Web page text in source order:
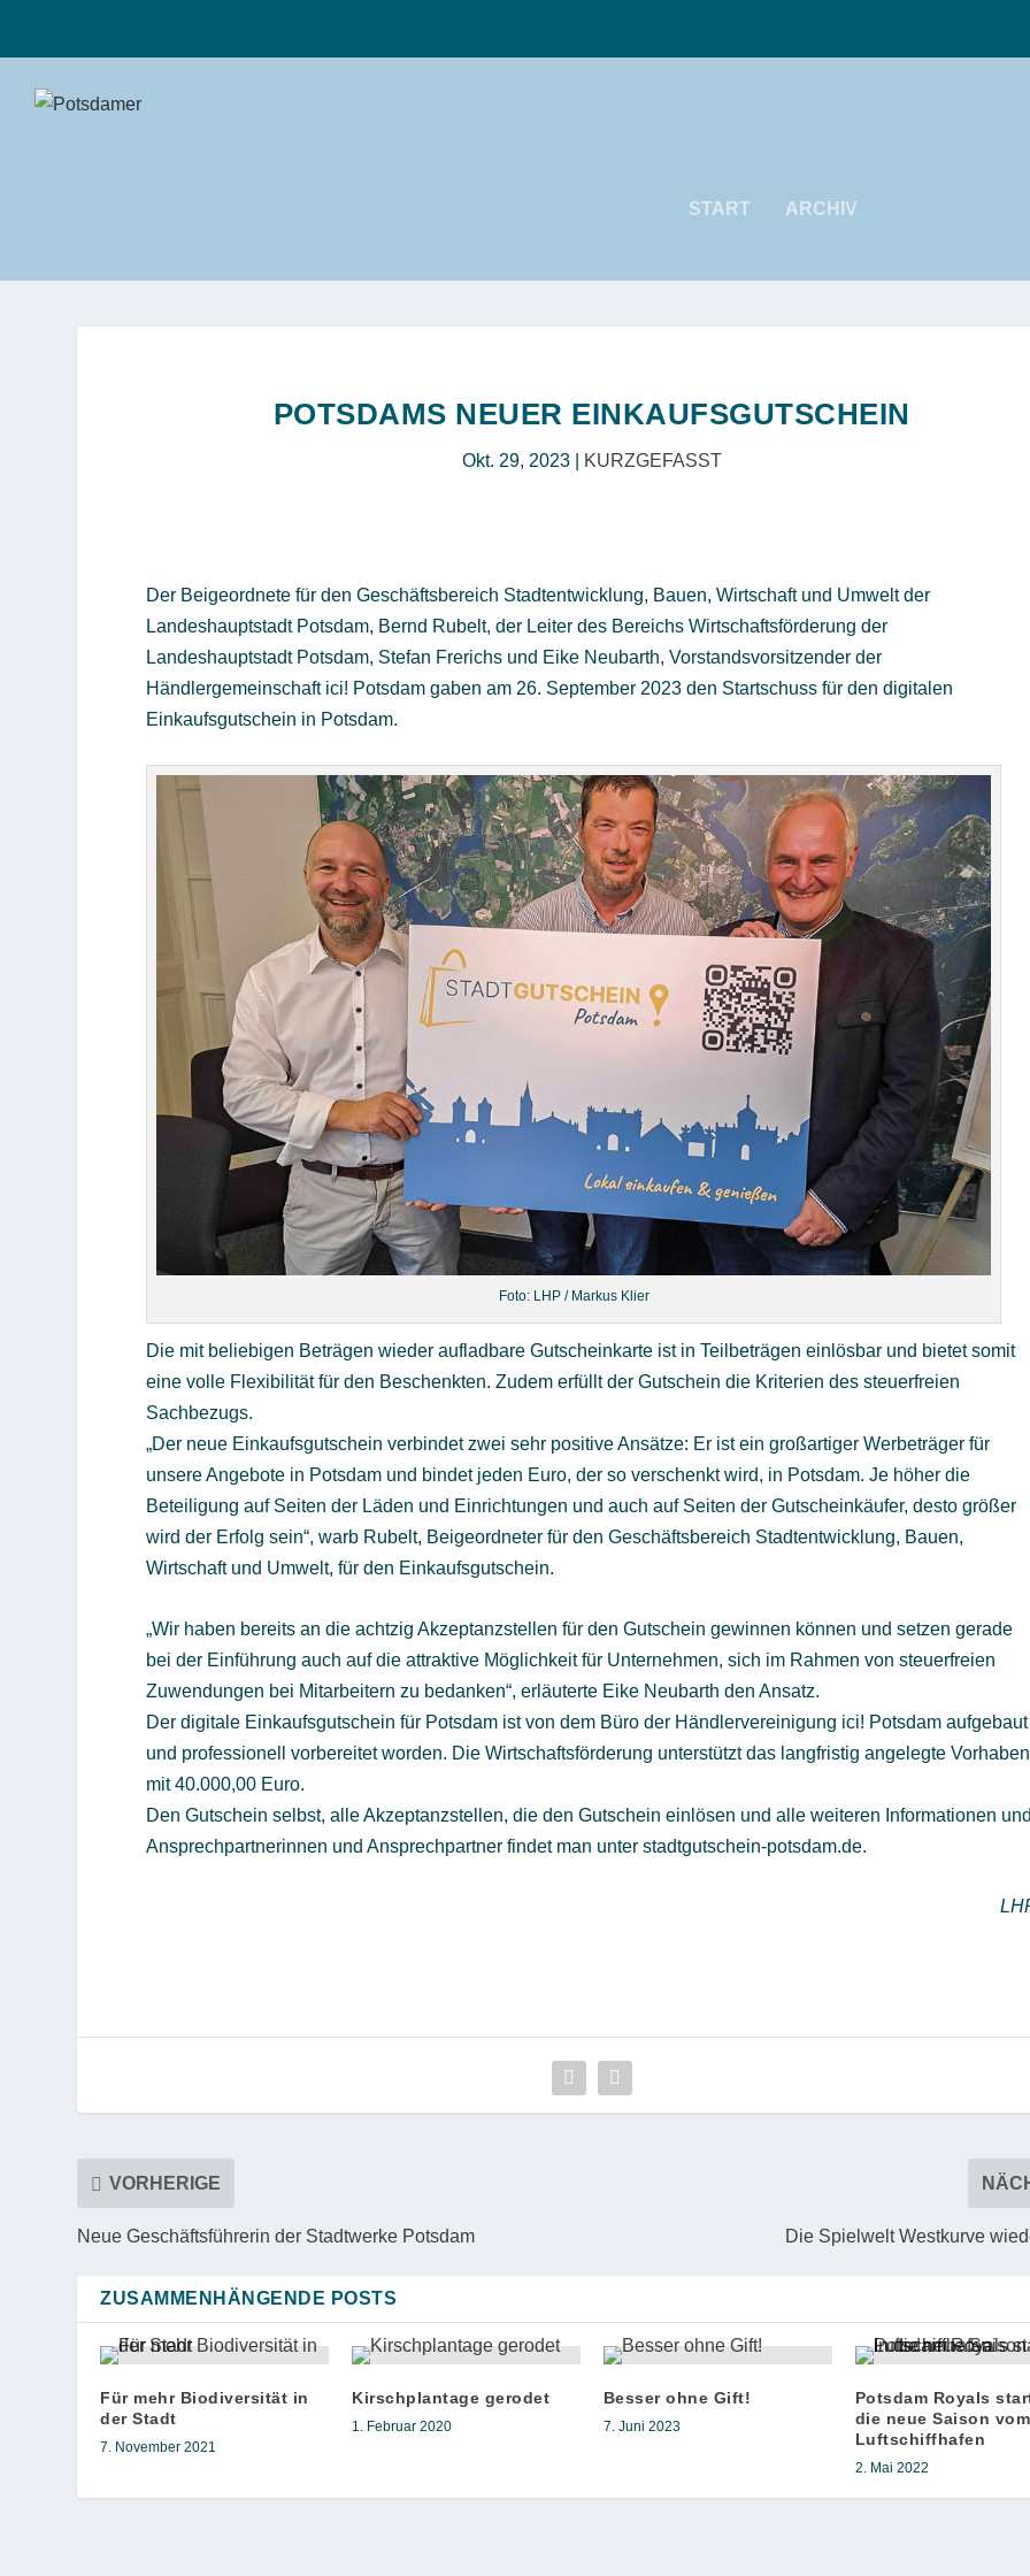
START ARCHIV
POTSDAMS NEUER EINKAUFSGUTSCHEIN
Okt. 29, 2023| KURZGEFASST
Der Beigeordnete für den Geschäftsbereich Stadtentwicklung, Bauen, Wirtschaft und Umwelt der
Landeshauptstadt Potsdam, Bernd Rubelt, der Leiter des Bereichs Wirtschaftsförderung der
Landeshauptstadt Potsdam, Stefan Frerichs und Eike Neubarth, Vorstandsvorsitzender der
Händlergemeinschaft ici! Potsdam gaben am 26. September 2023 den Startschuss für den digitalen
Einkaufsgutschein in Potsdam.
Foto: LHP / Markus Klier
Die mit beliebigen Beträgen wieder aufladbare Gutscheinkarte ist in Teilbeträgen einlösbar und bietet somit
eine volle Flexibilität für den Beschenkten. Zudem erfüllt der Gutschein die Kriterien des steuerfreien
Sachbezugs.
„Der neue Einkaufsgutschein verbindet zwei sehr positive Ansätze: Er ist ein großartiger Werbeträger für
unsere Angebote in Potsdam und bindet jeden Euro, der so verschenkt wird, in Potsdam. Je höher die
Beteiligung auf Seiten der Läden und Einrichtungen und auch auf Seiten der Gutscheinkäufer, desto größer
wird der Erfolg sein“, warb Rubelt, Beigeordneter für den Geschäftsbereich Stadtentwicklung, Bauen,
Wirtschaft und Umwelt, für den Einkaufsgutschein.
„Wir haben bereits an die achtzig Akzeptanzstellen für den Gutschein gewinnen können und setzen gerade
bei der Einführung auch auf die attraktive Möglichkeit für Unternehmen, sich im Rahmen von steuerfreien
Zuwendungen bei Mitarbeitern zu bedanken“, erläuterte Eike Neubarth den Ansatz.
Der digitale Einkaufsgutschein für Potsdam ist von dem Büro der Händlervereinigung ici! Potsdam aufgebaut
und professionell vorbereitet worden. Die Wirtschaftsförderung unterstützt das langfristig angelegte Vorhaben
mit 40.000,00 Euro.
Den Gutschein selbst, alle Akzeptanzstellen, die den Gutschein einlösen und alle weiteren Informationen und
Ansprechpartnerinnen und Ansprechpartner findet man unter stadtgutschein-potsdam.de.
VORHERIGE
Neue Geschäftsführerin der Stadtwerke Potsdam Die Spielwelt Westkurve
ZUSAMMENHÄNGENDE POSTS
Für mehr Biodiversität in
der Stadt
7. November 2021
Kirschplantage gerodet
1. Februar 2020
Besser ohne Gift!
7. Juni 2023
Potsdam Royals
die neue Saison vom
Luftschiffhafen
2. Mai 2022